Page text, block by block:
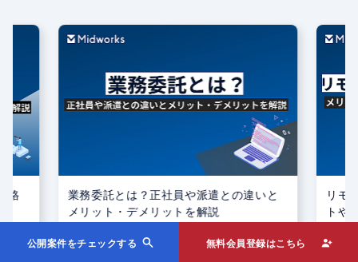
格
業務委託とは？正社員や派遣との違いと
メリット・デメリットを解説
リモ
トや
公開案件をチェックする 無料会員登録はこちら